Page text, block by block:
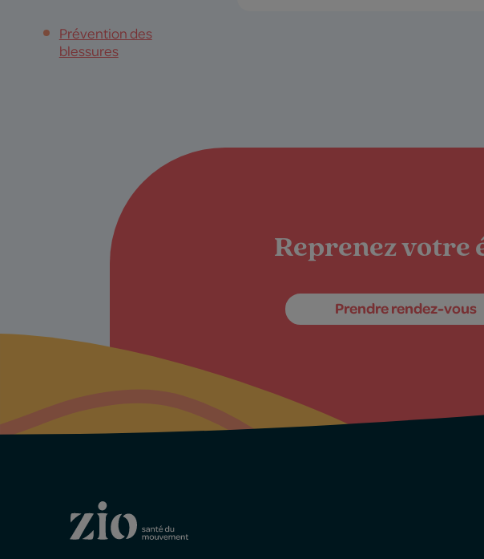
Prévention des
blessures
Reprenez votre
Prendre rendez-vous